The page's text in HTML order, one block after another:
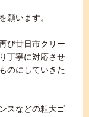
願います。
び廿日市クリー
丁寧に対応させ
のにしていきた
スなどの粗大ゴ